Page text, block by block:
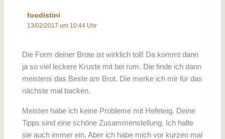
foodistini
13/02/2017 um 10:44 Uhr
Die Form deiner Brote ist wirklich toll! Da kommt dann
ja so viel leckere Kruste mit bei rum. Die finde ich dann
meistens das Beste am Brot. Die merke ich mir für das
nächste mal backen.
Meisten habe ich keine Probleme mit Hefeteig. Deine
Tipps sind eine schöne Zusammenstellung. Ich halte
sie auch immer ein. Aber ich habe mich vor kurzen mal